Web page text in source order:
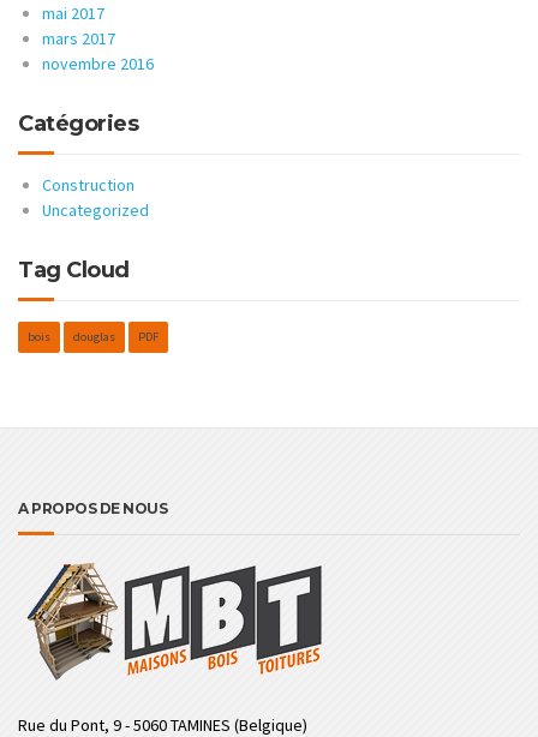
mai 2017
mars 2017
novembre 2016
Catégories
Construction
Uncategorized
Tag Cloud
bois douglas PDF
A PROPOS DE NOUS
Rue du Pont, 9 - 5060 TAMINES (Belgique)